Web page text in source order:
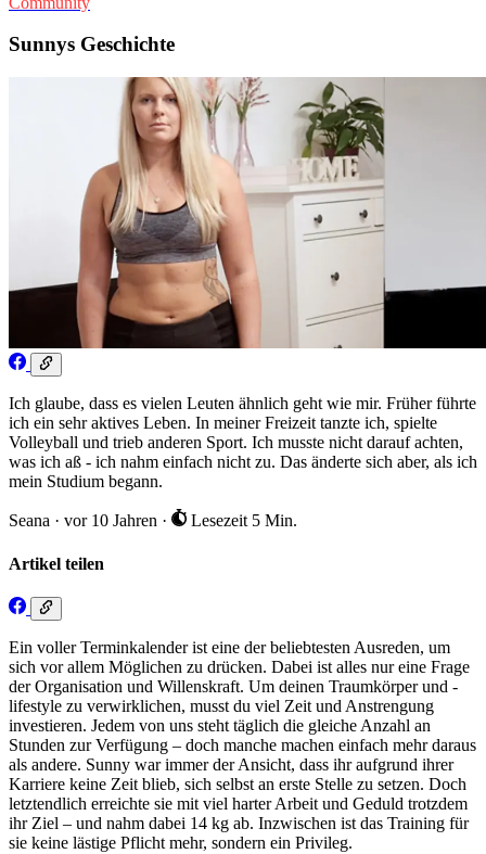
Sunnys Geschichte
Ich glaube, dass es vielen Leuten ähnlich geht wie mir. Früher führte
ich ein sehr aktives Leben. In meiner Freizeit tanzte ich, spielte
Volleyball und trieb anderen Sport. Ich musste nicht darauf achten,
was ich aß - ich nahm einfach nicht zu. Das änderte sich aber, als ich
mein Studium begann.
Seana · vor 10 Jahren · Lesezeit 5 Min.
Artikel teilen
Ein voller Terminkalender ist eine der beliebtesten Ausreden, um
sich vor allem Möglichen zu drücken. Dabei ist alles nur eine Frage
der Organisation und Willenskraft. Um deinen Traumkörper und -
lifestyle zu verwirklichen, musst du viel Zeit und Anstrengung
investieren. Jedem von uns steht täglich die gleiche Anzahl an
Stunden zur Verfügung – doch manche machen einfach mehr daraus
als andere. Sunny war immer der Ansicht, dass ihr aufgrund ihrer
Karriere keine Zeit blieb, sich selbst an erste Stelle zu setzen. Doch
letztendlich erreichte sie mit viel harter Arbeit und Geduld trotzdem
ihr Ziel – und nahm dabei 14 kg ab. Inzwischen ist das Training für
sie keine lästige Pflicht mehr, sondern ein Privileg.